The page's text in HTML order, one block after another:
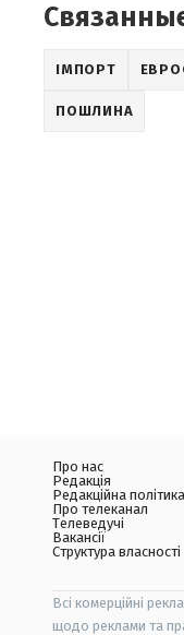
ІМПОРТ
ПОШЛИНА
Про нас
Редакція
Редакційна політика
Про телеканал
Телеведучі
Вакансії
Структура власності
Всі комерційні
щодо реклами та